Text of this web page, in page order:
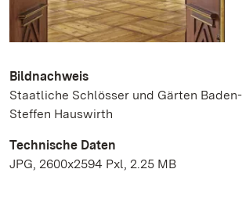
Bildnachweis
Staatliche Schlösser und Gärten
Steffen Hauswirth
Technische Daten
JPG, 2600x2594 Pxl, 2.25 MB